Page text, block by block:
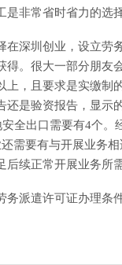
是非常省时省力的选择
在深圳创业，设立劳
得。很大一部分朋友
上，且要求是实缴制
还是验资报告，显示
全出口需要有4个
需要有与开展业务
后续正常开展业务所
务派遣许可证办理